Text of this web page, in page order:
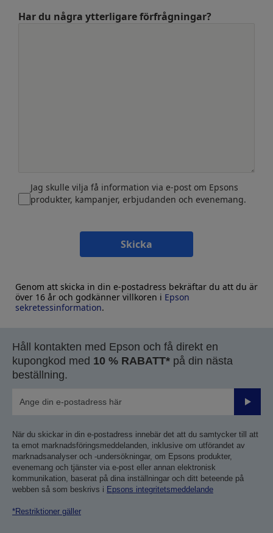
Har du några ytterligare förfrågningar?
Jag skulle vilja få information via e-post om Epsons
produkter, kampanjer, erbjudanden och evenemang.
Skicka
Genom att skicka in din e-postadress bekräftar du att du är
över 16 år och godkänner villkoren i Epson
sekretessinformation.
Håll kontakten med Epson och få direkt en
kupongkod med 10 % RABATT* på din nästa
beställning.
Skicka
När du skickar in din e-postadress innebär det att du samtycker till att
ta emot marknadsföringsmeddelanden, inklusive om utförandet av
marknadsanalyser och -undersökningar, om Epsons produkter,
evenemang och tjänster via e-post eller annan elektronisk
kommunikation, baserat på dina inställningar och ditt beteende på
webben så som beskrivs i Epsons integritetsmeddelande
*Restriktioner gäller